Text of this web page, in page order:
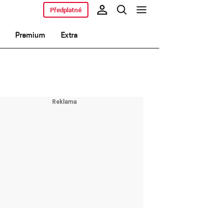
Premium Extra
Předplatné